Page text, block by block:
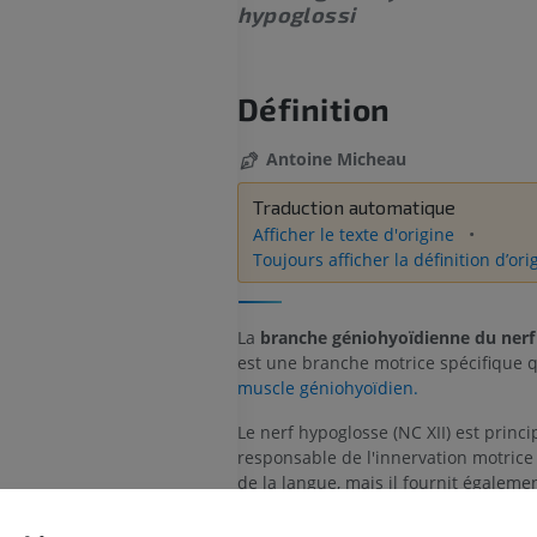
hypoglossi
Définition
Antoine Micheau
Traduction automatique
Afficher le texte d'origine
Toujours afficher la définition
La branche géniohyoïdienne du
est une branche motrice spécifique
muscle géniohyoïdien.
Le nerf hypoglosse (NC XII) est
responsable de l'innervation motrice
de la langue, mais il fournit
MEMBRE INFÉRIEUR